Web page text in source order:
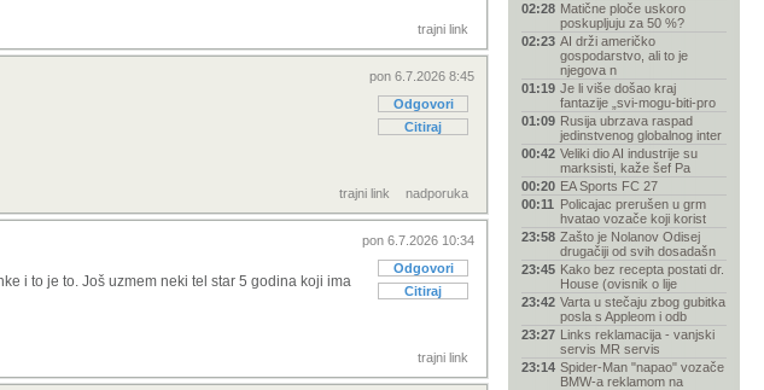
trajni link
pon 6.7.2026 8:45
Odgovori
Citiraj
trajni link nadporuka
pon 6.7.2026 10:34
Odgovori
Citiraj
i to je to. Još uzmem neki tel star 5 godina koji ima
trajni link
02:28 Matične ploče uskoro
poskupljuju za 50 %?
02:23 AI drži američko
gospodarstvo, ali to je
njegova n
01:19 Je li više došao kraj
fantazije „svi-mogu-biti-pro
01:09 Rusija ubrzava raspad
jedinstvenog globalnog inter
00:42 Veliki dio AI industrije su
marksisti, kaže šef Pa
00:20 EA Sports FC 27
00:11 Policajac prerušen u grm
hvatao vozače koji korist
23:58 Zašto je Nolanov Odisej
drugačiji od svih dosadašn
23:45 Kako bez recepta postati dr.
House (ovisnik o lije
23:42 Varta u stečaju zbog gubitka
posla s Appleom i odb
23:27 Links reklamacija - vanjski
servis MR servis
23:14 Spider-Man "napao" vozače
BMW-a reklamom na